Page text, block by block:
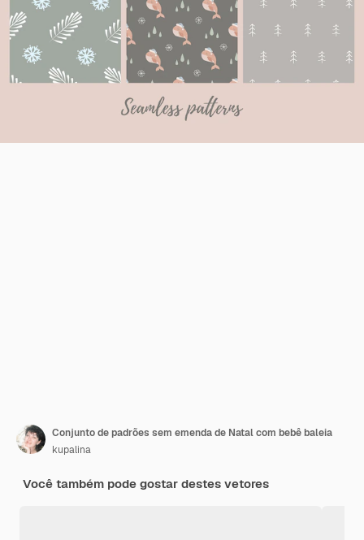
Conjunto de padrões sem emenda de Natal com bebê baleia
kupalina
Você também pode gostar destes vetores